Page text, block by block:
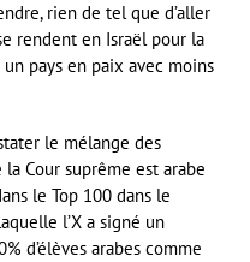
rien de tel que d’aller
rendent en Israël pour la
pays en paix avec moins
le mélange des
Cour suprême est arabe
le Top 100 dans le
l’X a signé un
d’élèves arabes comme